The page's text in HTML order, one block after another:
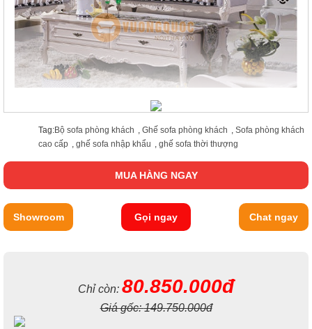
Tag:Bộ sofa phòng khách , Ghế sofa phòng khách , Sofa phòng khách
cao cấp , ghế sofa nhập khẩu , ghế sofa thời thượng
MUA HÀNG NGAY
Showroom Gọi ngay Chat ngay
Chỉ còn: 80.850.000đ
Giá gốc:149.750.000đ